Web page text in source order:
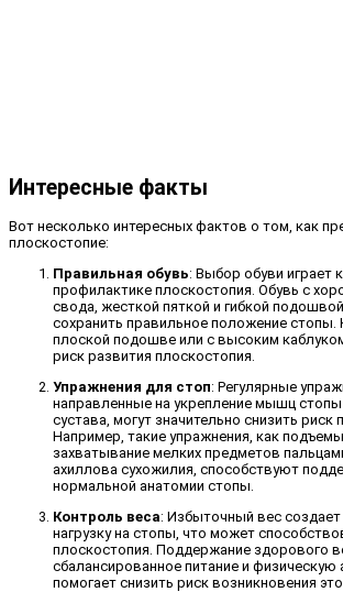
Интересные факты
Вот несколько интересных фактов о том, как
плоскостопие:
Правильная обувь: Выбор обуви играет
профилактике плоскостопия. Обувь с
свода, жесткой пяткой и гибкой
сохранить правильное положение стопы.
плоской подошве или с высоким
риск развития плоскостопия.
Упражнения для стоп: Регулярные
направленные на укрепление мышц стопы
сустава, могут значительно снизить риск
Например, такие упражнения, как
захватывание мелких предметов
ахиллова сухожилия, способствуют
нормальной анатомии стопы.
Контроль веса: Избыточный вес
нагрузку на стопы, что может
плоскостопия. Поддержание здорового
сбалансированное питание и физическую
помогает снизить риск возникновения